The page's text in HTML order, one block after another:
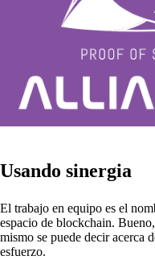
Usando sinergia
El trabajo en equipo es el
espacio de blockchain.
mismo se puede decir acerca
esfuerzo.